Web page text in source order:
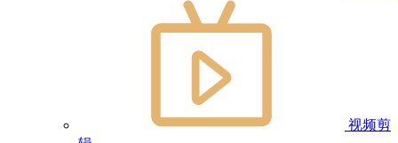
视频剪